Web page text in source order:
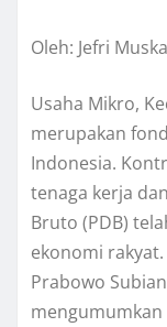
Oleh: Jefri
Usaha Mikro,
merupakan
Indonesia.
tenaga kerja
Bruto (PDB)
ekonomi
Prabowo